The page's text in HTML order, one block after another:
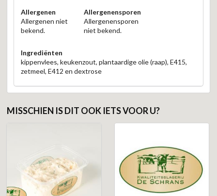
Allergenen
Allergenen niet
bekend.
Allergenensporen
Allergenensporen
niet bekend.
Ingrediënten
kippenvlees, keukenzout, plantaardige olie (raap), E415,
zetmeel, E412 en dextrose
MISSCHIEN IS DIT OOK IETS VOOR U?